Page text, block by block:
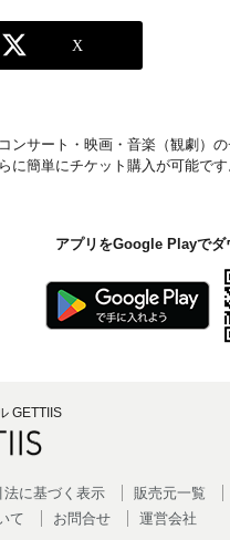
ンサート・映画・音楽（観劇）
に簡単にチケット購入が可能で
アプリをGoogle Playでダ
GETTIIS
法に基づく表示
販売元一覧
て お問合せ 運営会社